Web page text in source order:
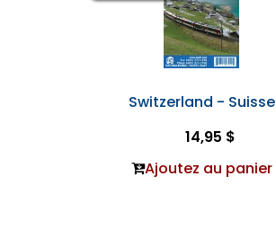
Switzerland - Suisse
14,95 $
Ajoutez au panier